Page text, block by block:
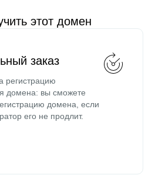
этот домен
заказ
регистрацию
домена: вы сможете
домена, если
его не продлит.